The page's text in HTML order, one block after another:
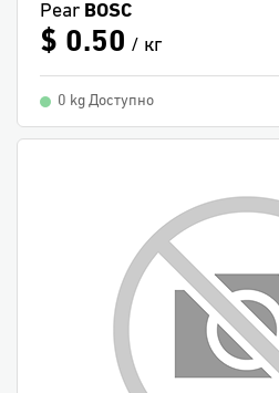
Pear BOSC
$ 0.50 / кг
0 kg Доступно